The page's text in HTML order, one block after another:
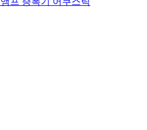
프 증폭기 어쿠스틱